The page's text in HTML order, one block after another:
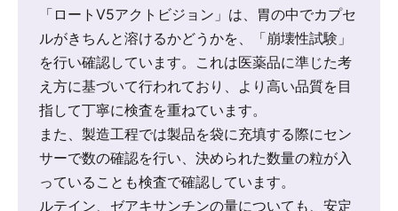
「ロートV5アクトビジョン」は、胃の中でカプセ
ルがきちんと溶けるかどうかを、「崩壊性試験」
を行い確認しています。これは医薬品に準じた考
え方に基づいて行われており、より高い品質を目
指して丁寧に検査を重ねています。
また、製造工程では製品を袋に充填する際にセン
サーで数の確認を行い、決められた数量の粒が入
っていることも検査で確認しています。
ルテイン、ゼアキサンチンの量についても、安定